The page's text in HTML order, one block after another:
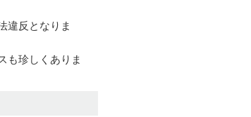
違反となりま
も珍しくありま